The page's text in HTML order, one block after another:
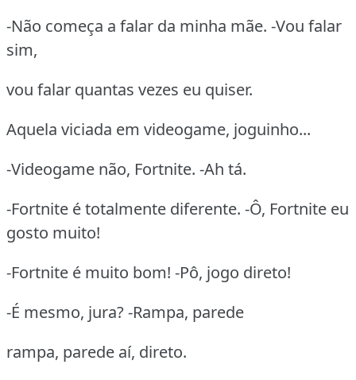
-Não começa a falar da minha mãe. -Vou falar
sim,
vou falar quantas vezes eu quiser.
Aquela viciada em videogame, joguinho...
-Videogame não, Fortnite. -Ah tá.
-Fortnite é totalmente diferente. -Ô, Fortnite eu
gosto muito!
-Fortnite é muito bom! -Pô, jogo direto!
-É mesmo, jura? -Rampa, parede
rampa, parede aí, direto.